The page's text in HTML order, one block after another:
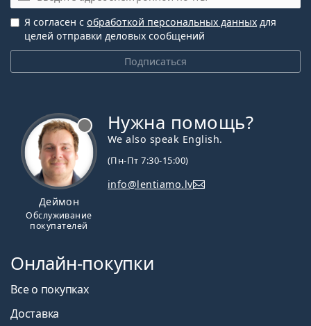
Подписаться
Я согласен с обработкой персональных данных для
целей отправки деловых сообщений
Деймон
Обслуживание
покупателей
Нужна помощь?
We also speak English.
(Пн-Пт 7:30-15:00)
info@lentiamo.lv
Онлайн-покупки
Все о покупках
Доставка